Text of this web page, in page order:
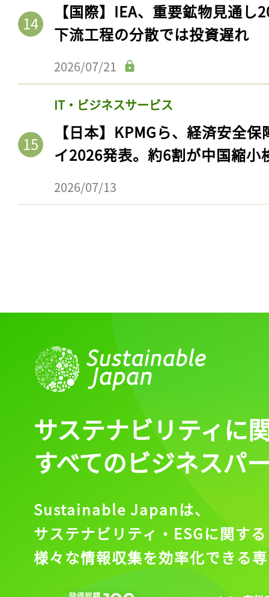
【国際】IEA、重要鉱物見通
下流工程の分散では投資遅れ
2026/07/21
IT・ビジネスサービス
【日本】KPMGら、経済安全
イ2026発表。約6割が中国縮小
2026/07/13
サステナビリティに
すべてのビジネスパ
Sustainable Japanは、
サステナビリティ・ESGに関する
様々な情報収集を効率化できる